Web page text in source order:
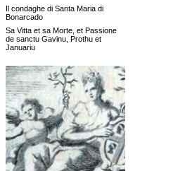
Il condaghe di Santa Maria di
Bonarcado
Sa Vitta et sa Morte, et Passione
de sanctu Gavinu, Prothu et
Januariu